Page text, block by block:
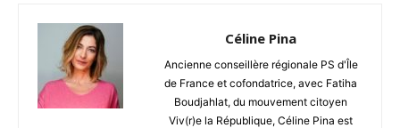
Céline Pina
Ancienne conseillère régionale PS d'Île
de France et cofondatrice, avec Fatiha
Boudjahlat, du mouvement citoyen
Viv(r)e la République, Céline Pina est